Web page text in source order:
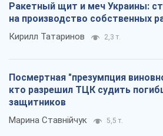
Ракетный щит и меч Украины:
на производство собственных
Кирилл Татаринов 2,3 т.
Посмертная "презумпция
кто разрешил ТЦК судить
защитников
Марина Ставнійчук 5,5 т.